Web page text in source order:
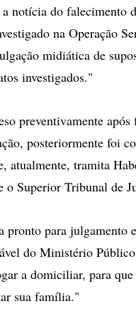
notícia do falecimento
na Operação
midiática de
investigados."
preventivamente após
posteriormente foi
atualmente, tramita
o Superior Tribunal de
pronto para julgamento
do Ministério
a domiciliar, para que
sua família."